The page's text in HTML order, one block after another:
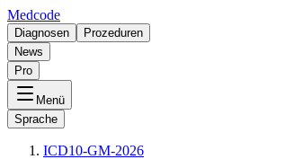
Medcode
Diagnosen
Prozeduren
News
Pro
Menü
Sprache
ICD10-GM-2026